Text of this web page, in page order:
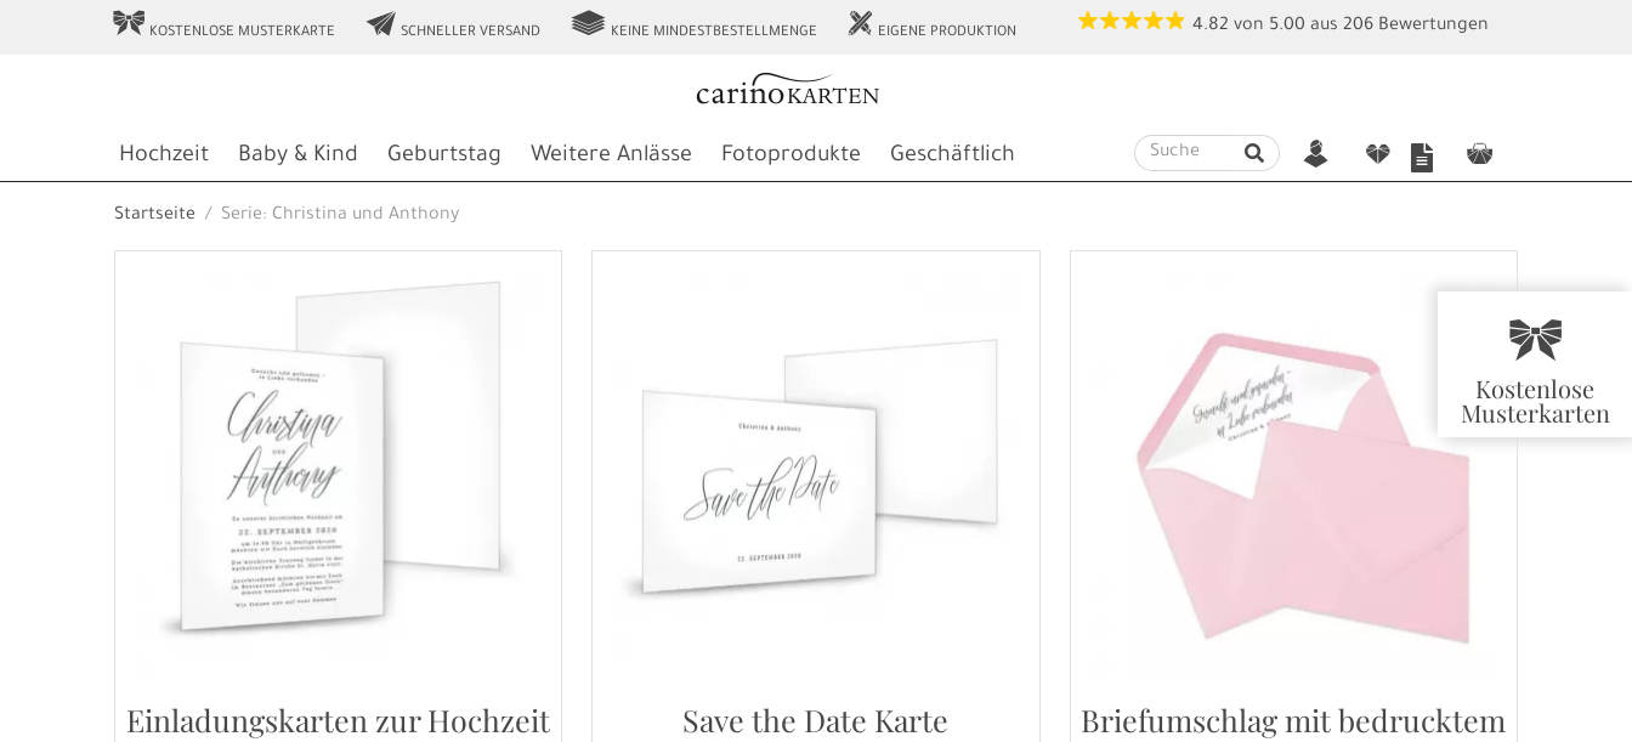
r
Kostenlose
Musterkarten
r KOSTENLOSE MUSTERKARTE e SCHNELLER VERSAND g KEINE MINDESTBESTELLMENGE h EIGENE PRODUKTION 4.82 von 5.00 aus 206 Bewertungen
Hochzeit Baby & Kind Geburtstag Weitere Anlässe Fotoprodukte Geschäftlich n f c
Startseite Serie: Christina und Anthony
Einladungskarten zur Hochzeit Save the Date Karte
Briefumschlag mit bedrucktem